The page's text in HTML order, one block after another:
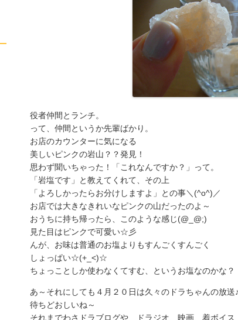
役者仲間とランチ。
って、仲間というか先輩ばかり。
お店のカウンターに気になる
美しいピンクの岩山？？発見！
思わず聞いちゃった！「これなんですか？」って。
「岩塩です」と教えてくれて、その上
「よろしかったらお分けしますよ」との事＼(^o^)／
お店では大きなきれいなピンクの山だったのよ～
おうちに持ち帰ったら、このような感じ(@_@;)
見た目はピンクで可愛い☆彡
んが、お味は普通のお塩よりもすんごくすんごく
しょっぱい☆(+_<)☆
ちょっことしか使わなくてすむ、というお塩なのかな？
あ～それにしても４月２０日は久々のドラちゃんの放送♪
待ちどおしいね～
それまでわさドラブログや、ドラジオ、映画、着ボイス